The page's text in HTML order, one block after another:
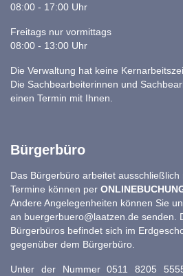
08:00 - 17:00 Uhr
Freitags nur vormittags
08:00 - 13:00 Uhr
Die Verwaltung hat keine
Die Sachbearbeiterinnen und
einen Termin mit Ihnen.
Bürgerbüro
Das Bürgerbüro arbeitet
Termine können per
Andere Angelegenheiten können Sie
an buergerbuero@laatzen.de senden.
Bürgerbüros befindet sich im
gegenüber dem Bürgerbüro.
Unter der Nummer 0511 8205